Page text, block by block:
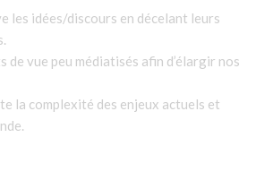
les idées/discours en décelant leurs
de vue peu médiatisés afin d’élargir nos
la complexité des enjeux actuels et